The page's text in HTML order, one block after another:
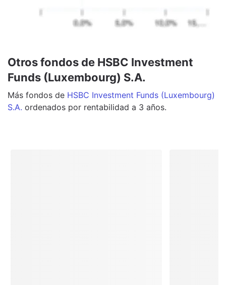
Otros fondos de HSBC Investment
Funds (Luxembourg) S.A.
Más fondos de HSBC Investment Funds (Luxembourg)
S.A. ordenados por rentabilidad a 3 años.